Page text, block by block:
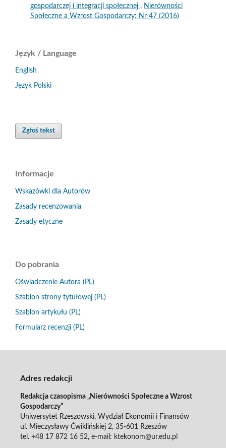
gospodarczej i integracji społecznej , Nierówności
Społeczne a Wzrost Gospodarczy: Nr 47 (2016)
Język / Language
English
Język Polski
Zgłoś tekst
Informacje
Wskazówki dla Autorów
Zasady recenzowania
Zasady etyczne
Do pobrania
Oświadczenie Autora (PL)
Szablon strony tytułowej (PL)
Szablon artykułu (PL)
Formularz recenzji (PL)
Adres redakcji
Redakcja czasopisma „Nierówności Społeczne a Wzrost
Gospodarczy”
Uniwersytet Rzeszowski, Wydział Ekonomii i Finansów
ul. Mieczysławy Ćwiklińskiej 2, 35-601 Rzeszów
tel. +48 17 872 16 52, e-mail: ktekonom@ur.edu.pl